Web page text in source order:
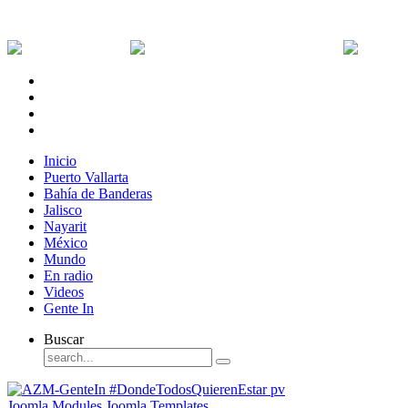
Inicio
Puerto Vallarta
Bahía de Banderas
Jalisco
Nayarit
México
Mundo
En radio
Videos
Gente In
Buscar